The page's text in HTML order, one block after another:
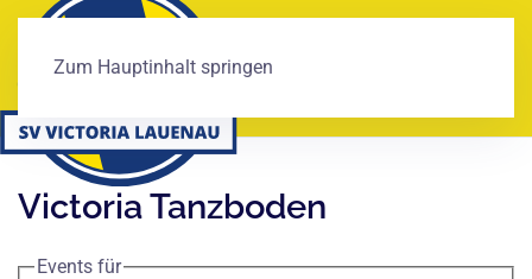
Zum Hauptinhalt springen
Victoria Tanzboden
Events für